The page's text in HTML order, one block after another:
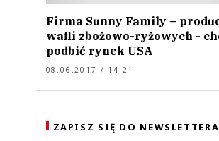
Firma Sunny Family –
wafli zbożowo-ryżowych -
podbić rynek USA
08.06.2017 / 14:21
ZAPISZ SIĘ DO NEWSLETTERA